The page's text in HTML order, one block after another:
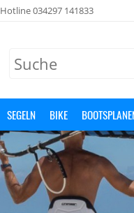
Hotline034297 141833
SEGELN BIKE